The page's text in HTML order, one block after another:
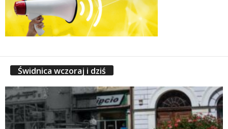
Świdnica wczoraj i dziś